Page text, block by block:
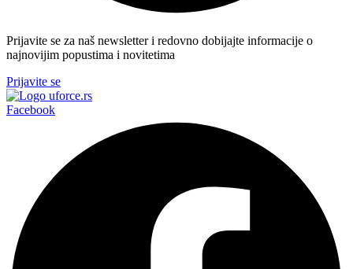
Prijavite se za naš newsletter i redovno dobijajte informacije o
najnovijim popustima i novitetima
Prijavite se
Facebook